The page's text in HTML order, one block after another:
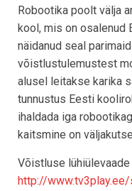
Robootika poolt välja
kool, mis on osalenud
näidanud seal
võistlustulemustest
alusel leitakse karika
tunnustus Eesti
ihaldada iga
kaitsmine on
Võistluse
http://